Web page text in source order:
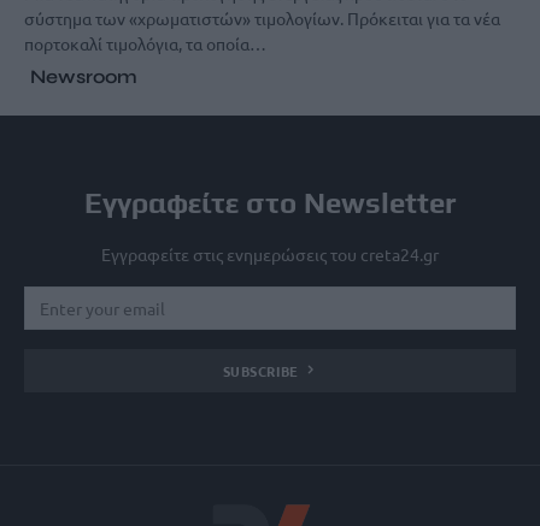
σύστημα των «χρωματιστών» τιμολογίων. Πρόκειται για τα νέα
πορτοκαλί τιμολόγια, τα οποία…
Newsroom
Εγγραφείτε στο Newsletter
Εγγραφείτε στις ενημερώσεις του creta24.gr
SUBSCRIBE